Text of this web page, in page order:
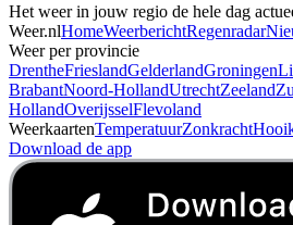
Het weer in jouw regio de hele dag
Weer.nlHomeWeerberichtRegenradar
Weer per provincie
DrentheFrieslandGelderlandGroningen
BrabantNoord-HollandUtrechtZeeland
HollandOverijsselFlevoland
WeerkaartenTemperatuurZonkracht
Download de app